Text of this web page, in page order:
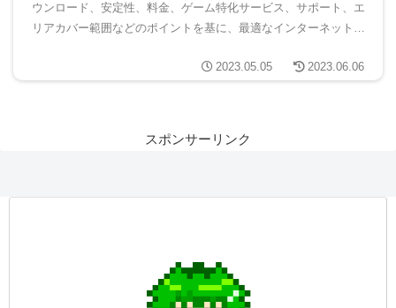
ウンロード、安定性、料金、ゲーム特化サービス、サポート、エ
リアカバー範囲などのポイントを基に、最適なインターネット回
イフをお楽しみください。
2023.05.05 2023.06.06
スポンサーリンク